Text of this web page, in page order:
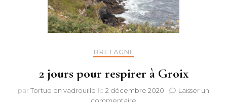
BRETAGNE
2 jours pour respirer à Groix
par Tortue en vadrouille le 2 décembre 2020
Laisser un